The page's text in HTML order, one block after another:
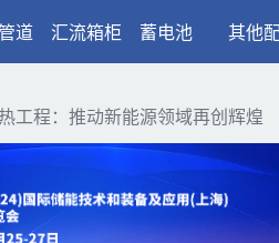
道
汇流箱柜 蓄电池 其他
工程：推动新能源领域再创辉煌